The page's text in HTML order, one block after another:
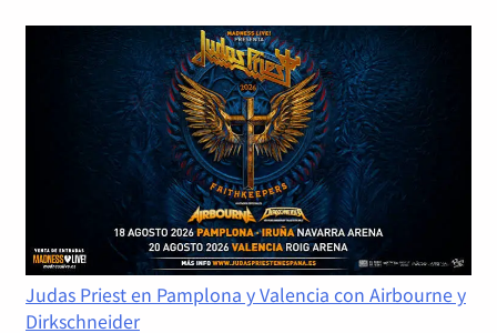
Judas Priest en Pamplona y Valencia con Airbourne y
Dirkschneider